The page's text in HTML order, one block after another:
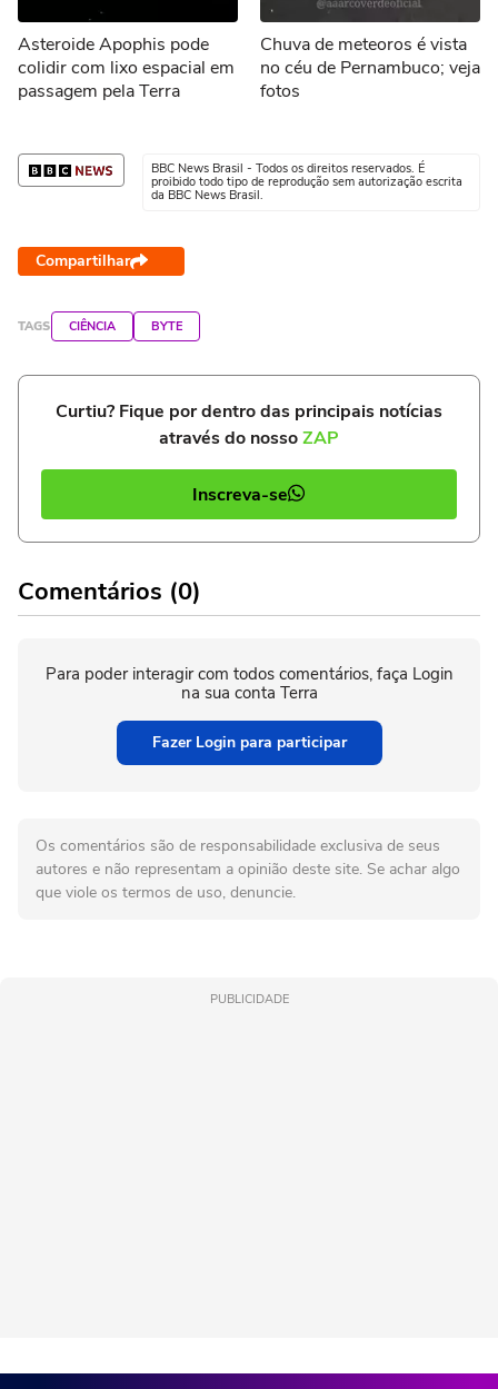
Asteroide Apophis pode
colidir com lixo espacial em
passagem pela Terra
Chuva de meteoros é vista
no céu de Pernambuco; veja
fotos
BBC News Brasil - Todos os direitos reservados. É
proibido todo tipo de reprodução sem autorização escrita
da BBC News Brasil.
Compartilhar
TAGS CIÊNCIA BYTE
Curtiu? Fique por dentro das principais notícias
através do nossoZAP
Inscreva-se
Comentários (0)
Para poder interagir com todos comentários, faça Login
na sua conta Terra
Fazer Login para participar
Os comentários são de responsabilidade exclusiva de seus
autores e não representam a opinião deste site. Se achar algo
que viole os termos de uso, denuncie.
PUBLICIDADE